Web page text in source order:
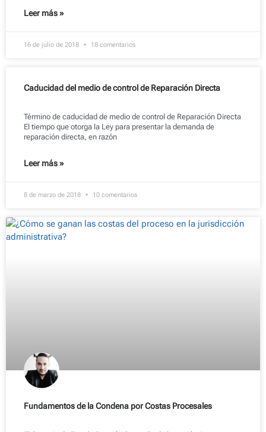
Leer más »
16 de julio de 2018 18 comentarios
Caducidad del medio de control de Reparación Directa
Término de caducidad de medio de control de Reparación Directa
El tiempo que otorga la Ley para presentar la demanda de
reparación directa, en razón
Leer más »
8 de marzo de 2018 10 comentarios
Fundamentos de la Condena por Costas Procesales